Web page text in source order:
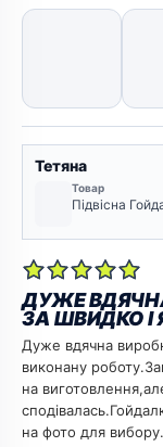
Тетяна
Товар
Підвісна
ДУЖЕ
ЗА ШВИДКО І
Дуже вдячна
виконану
на
на фото для вибору.